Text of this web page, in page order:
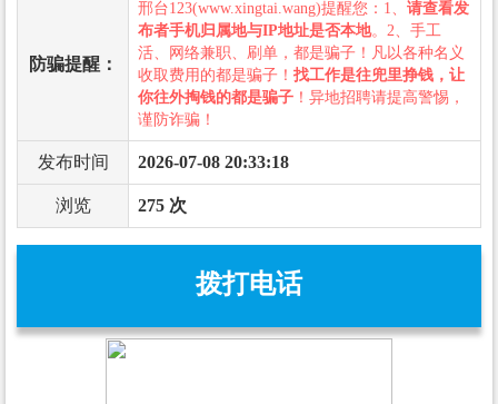
防骗提醒：
邢台123(www.xingtai.wang)提醒您：1、 请查看发
布者手机归属地与IP地址是否本地。2、手工
活、网络兼职、刷单，都是骗子！凡以各种名义
收取费用的都是骗子！ 找工作是往兜里挣钱，让
你往外掏钱的都是骗子 ！异地招聘请提高警惕，
谨防诈骗！
发布时间 2026-07-08 20:33:18
浏览 275 次
拨打电话